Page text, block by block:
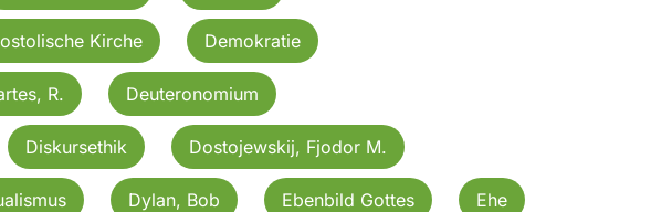
Kirche Demokratie
R. Deuteronomium
Diskursethik Dostojewskij, Fjodor M.
Dylan, Bob Ebenbild Gottes Ehe